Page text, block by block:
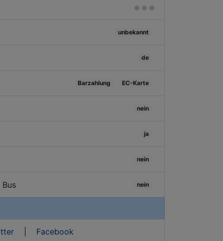
unbekannt
de
Barzahlung EC-Karte
nein
ja
nein
nein
| Facebook